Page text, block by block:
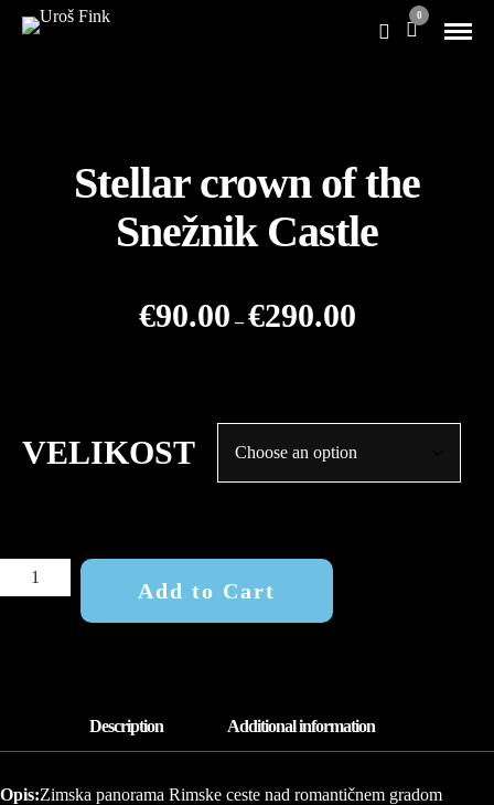
0
Stellar crown of the
Snežnik Castle
€90.00 – €290.00
VELIKOST
STELLAR
CROWN
Add to Cart
Opis:Zimska panorama Rimske ceste nad romantičnem gradom